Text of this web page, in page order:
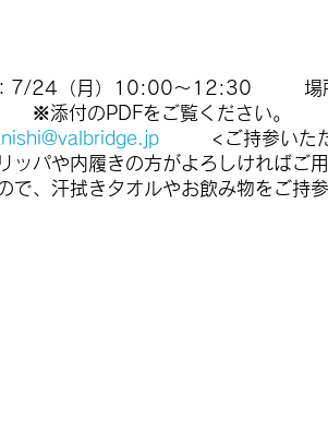
7/24（月）10:00〜12:30 場所
付のPDFをご覧ください。
<ご持参いた
リッパや内履きの方がよろしけれ
で、汗拭きタオルやお飲み物をご持